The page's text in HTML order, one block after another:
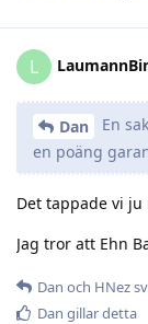
L
Dan
En
en poäng
Det tappade vi
Jag tror att Ehn
Dan och HNez
Dan gillar detta